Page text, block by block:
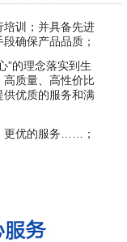
培训；并具备先进
确保产品品质；
”的理念落实到生
质量、高性价比
供优质的服务和满
更优的服务……；